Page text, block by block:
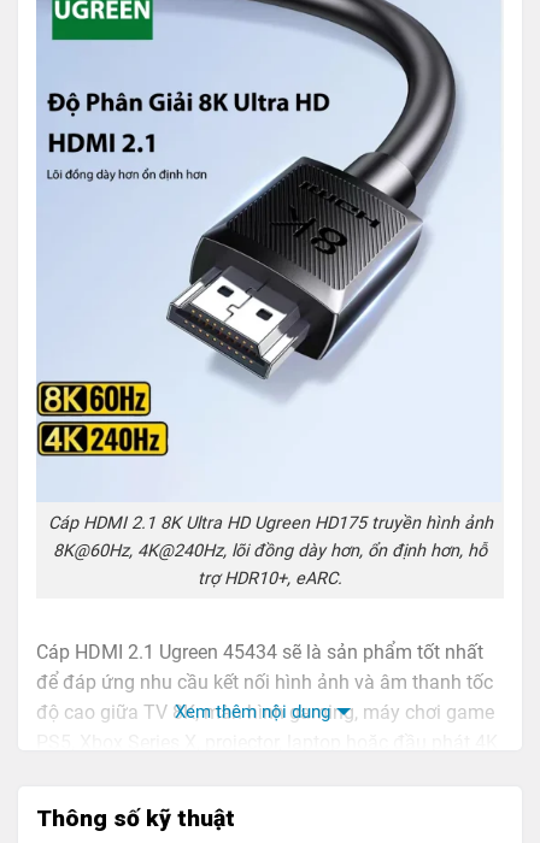
Cáp HDMI 2.1 8K Ultra HD Ugreen HD175 truyền hình ảnh
8K@60Hz, 4K@240Hz, lõi đồng dày hơn, ổn định hơn, hỗ
trợ HDR10+, eARC.
Cáp HDMI 2.1 Ugreen 45434 sẽ là sản phẩm tốt nhất
để đáp ứng nhu cầu kết nối hình ảnh và âm thanh tốc
độ cao giữa TV 8K, màn hình gaming, máy chơi game
hình và không nhiễu tín hiệu.
Xem thêm nội dung
Thông số kỹ thuật